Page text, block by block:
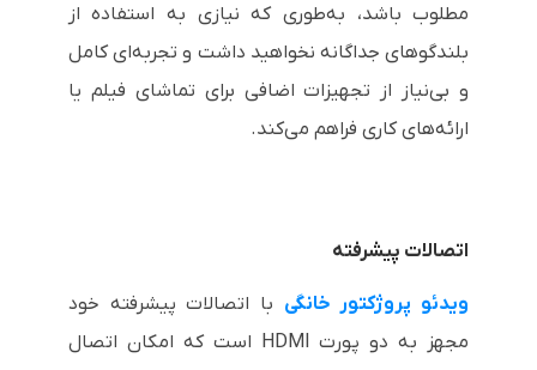
مطلوب باشد، به‌طوری که نیازی به استفاده از
بلندگوهای جداگانه نخواهید داشت و تجربه‌ای کامل
و بی‌نیاز از تجهیزات اضافی برای تماشای فیلم یا
ارائه‌های کاری فراهم می‌کند.
اتصالات پیشرفته
ویدئو پروژکتور خانگی با اتصالات پیشرفته خود
مجهز به دو پورت HDMI است که امکان اتصال